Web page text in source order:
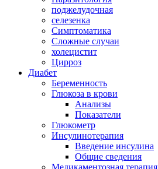
поджелудочная
селезенка
Симптоматика
Сложные случаи
холецистит
Цирроз
Диабет
Беременность
Глюкоза в крови
Анализы
Показатели
Глюкометр
Инсулинотерапия
Введение инсулина
Общие сведения
Медикаментозная терапия